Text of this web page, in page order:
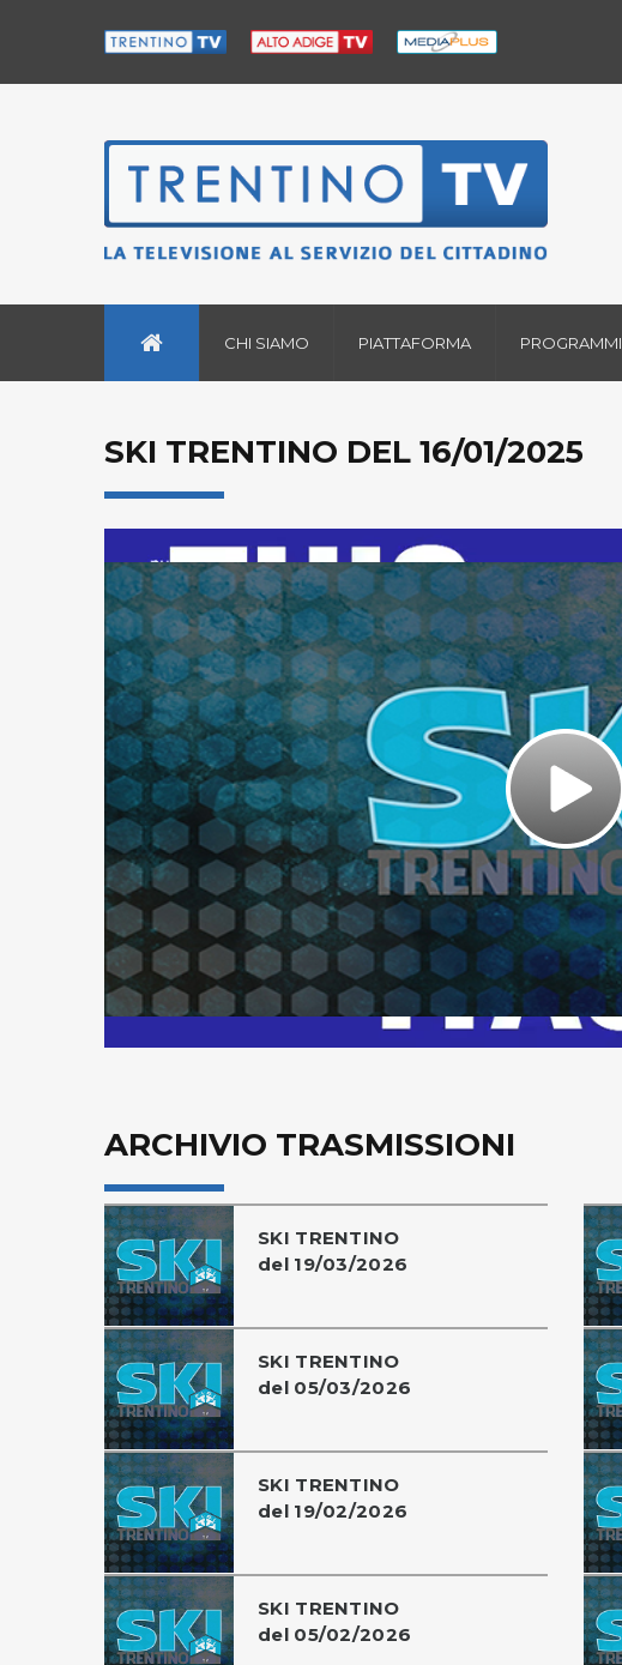
CHI SIAMO PIATTAFORMA PROGRAMMI
SKI TRENTINO DEL 16/01/2025
Play
Video
ARCHIVIO TRASMISSIONI
SKI TRENTINO
del 19/03/2026
SKI TRENTINO
del 05/03/2026
SKI TRENTINO
del 19/02/2026
SKI TRENTINO
del 05/02/2026